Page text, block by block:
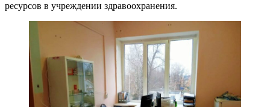
ресурсов в учреждении здравоохранения.